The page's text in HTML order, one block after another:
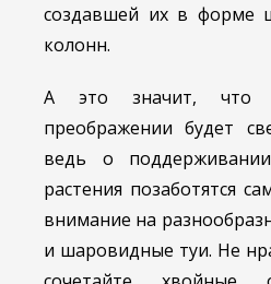
создавшей их в форме
колонн.
А это значит, что
преображении будет
ведь о
растения позаботятся
внимание на
и шаровидные туи. Не